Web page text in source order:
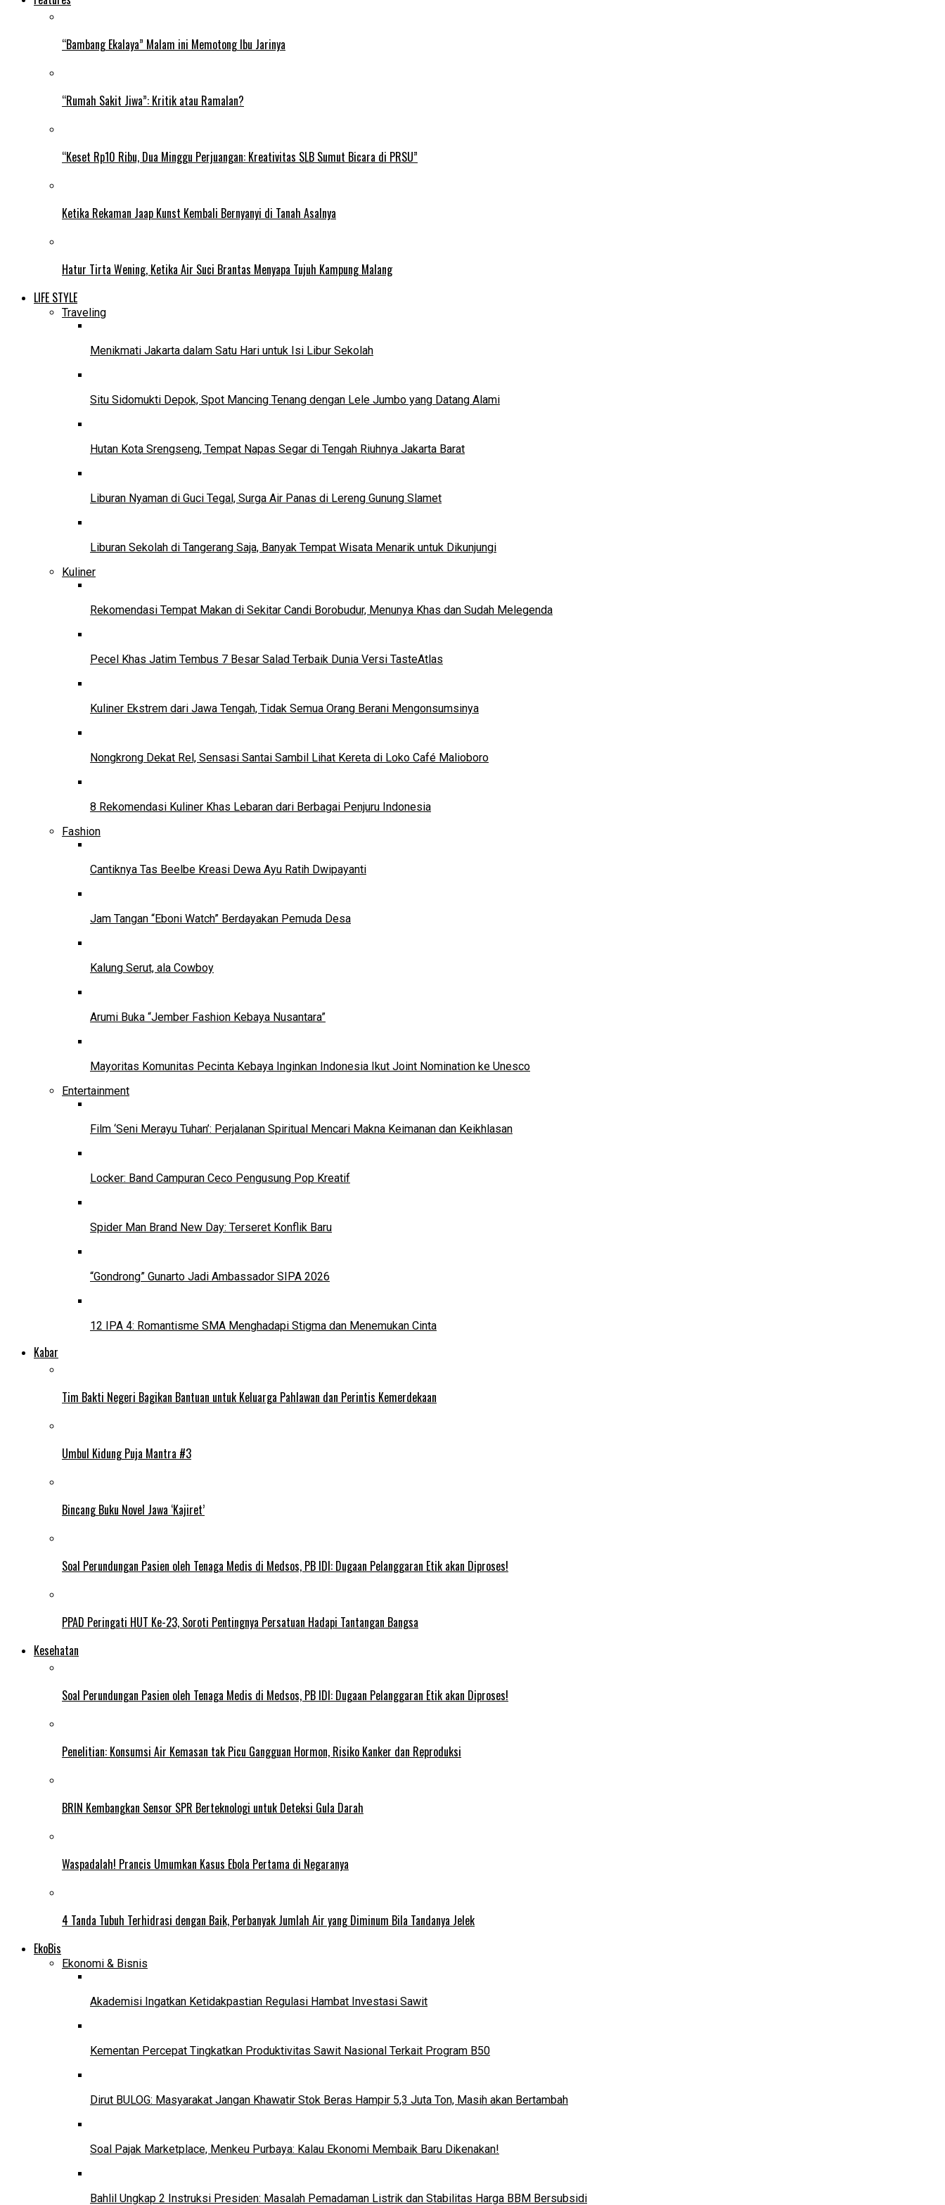
“Bambang Ekalaya” Malam ini Memotong Ibu Jarinya
“Rumah Sakit Jiwa”: Kritik atau Ramalan?
“Keset Rp10 Ribu, Dua Minggu Perjuangan: Kreativitas SLB Sumut Bicara di PRSU”
Ketika Rekaman Jaap Kunst Kembali Bernyanyi di Tanah Asalnya
Hatur Tirta Wening, Ketika Air Suci Brantas Menyapa Tujuh Kampung Malang
LIFE STYLE
Traveling
Menikmati Jakarta dalam Satu Hari untuk Isi Libur Sekolah
Situ Sidomukti Depok, Spot Mancing Tenang dengan Lele Jumbo yang Datang Alami
Hutan Kota Srengseng, Tempat Napas Segar di Tengah Riuhnya Jakarta Barat
Liburan Nyaman di Guci Tegal, Surga Air Panas di Lereng Gunung Slamet
Liburan Sekolah di Tangerang Saja, Banyak Tempat Wisata Menarik untuk Dikunjungi
Kuliner
Rekomendasi Tempat Makan di Sekitar Candi Borobudur, Menunya Khas dan Sudah Melegenda
Pecel Khas Jatim Tembus 7 Besar Salad Terbaik Dunia Versi TasteAtlas
Kuliner Ekstrem dari Jawa Tengah, Tidak Semua Orang Berani Mengonsumsinya
Nongkrong Dekat Rel, Sensasi Santai Sambil Lihat Kereta di Loko Café Malioboro
8 Rekomendasi Kuliner Khas Lebaran dari Berbagai Penjuru Indonesia
Fashion
Cantiknya Tas Beelbe Kreasi Dewa Ayu Ratih Dwipayanti
Jam Tangan “Eboni Watch” Berdayakan Pemuda Desa
Kalung Serut, ala Cowboy
Arumi Buka “Jember Fashion Kebaya Nusantara”
Mayoritas Komunitas Pecinta Kebaya Inginkan Indonesia Ikut Joint Nomination ke Unesco
Entertainment
Film ‘Seni Merayu Tuhan’: Perjalanan Spiritual Mencari Makna Keimanan dan Keikhlasan
Locker: Band Campuran Ceco Pengusung Pop Kreatif
Spider Man Brand New Day: Terseret Konflik Baru
“Gondrong” Gunarto Jadi Ambassador SIPA 2026
12 IPA 4: Romantisme SMA Menghadapi Stigma dan Menemukan Cinta
Kabar
Tim Bakti Negeri Bagikan Bantuan untuk Keluarga Pahlawan dan Perintis Kemerdekaan
Umbul Kidung Puja Mantra #3
Bincang Buku Novel Jawa ‘Kajiret’
Soal Perundungan Pasien oleh Tenaga Medis di Medsos, PB IDI: Dugaan Pelanggaran Etik akan Diproses!
PPAD Peringati HUT Ke-23, Soroti Pentingnya Persatuan Hadapi Tantangan Bangsa
Kesehatan
Soal Perundungan Pasien oleh Tenaga Medis di Medsos, PB IDI: Dugaan Pelanggaran Etik akan Diproses!
Penelitian: Konsumsi Air Kemasan tak Picu Gangguan Hormon, Risiko Kanker dan Reproduksi
BRIN Kembangkan Sensor SPR Berteknologi untuk Deteksi Gula Darah
Waspadalah! Prancis Umumkan Kasus Ebola Pertama di Negaranya
4 Tanda Tubuh Terhidrasi dengan Baik, Perbanyak Jumlah Air yang Diminum Bila Tandanya Jelek
EkoBis
Ekonomi & Bisnis
Akademisi Ingatkan Ketidakpastian Regulasi Hambat Investasi Sawit
Kementan Percepat Tingkatkan Produktivitas Sawit Nasional Terkait Program B50
Dirut BULOG: Masyarakat Jangan Khawatir Stok Beras Hampir 5,3 Juta Ton, Masih akan Bertambah
Soal Pajak Marketplace, Menkeu Purbaya: Kalau Ekonomi Membaik Baru Dikenakan!
Bahlil Ungkap 2 Instruksi Presiden: Masalah Pemadaman Listrik dan Stabilitas Harga BBM Bersubsidi